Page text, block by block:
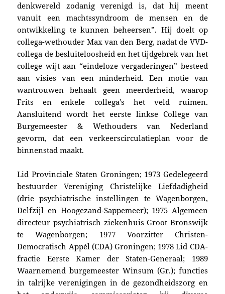
denkwereld zodanig verenigd is, dat hij meent
vanuit een machtssyndroom de mensen en de
ontwikkeling te kunnen beheersen”. Hij doelt op
collega-wethouder Max van den Berg, nadatde VVD-
collega de besluiteloosheid en het tijdgebrek van het
college wijt aan “eindeloze vergaderingen” besteed
aan visies van een minderheid. Een motie van
wantrouwen behaalt geen meerderheid, waarop
Frits en enkele collega’s het veld ruimen.
Aansluitend wordt het eerste linkse College van
Burgemeester & Wethouders van Nederland
gevorm, dat een verkeerscirculatieplan voor de
binnenstad maakt.
Lid Provin­ciale Staten Gronin­gen; 1973 Gedele­geerd
bestuurder Ver­eniging Chris­telij­ke Lief­dadig­heid
(drie psy­chi­atrische in­stellin­gen te Wagen­borgen,
Delfzijl en Hoog­ezand-Sappe­meer); 1975 Algemeen
direc­teur psychiatrisch ziekenhuis Groot Bronswijk
te Wagen­borgen; 1977 Voor­zit­ter Christen-
Democratisch Appèl (CDA) Gro­nin­gen; 1978 Lid CDA-
fractie Eerste Kamer der Staten-Gene­raal; 1989
Waarnemend burgemeester Winsum (Gr.); functies
in talrijke verenigingen in de gezondheids­zorg en